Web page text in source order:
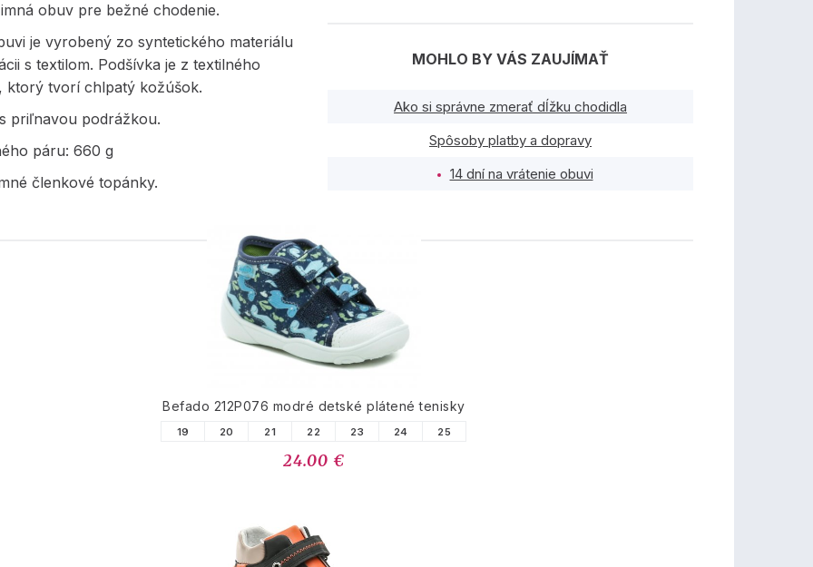
obuv pre bežné chodenie.
je vyrobený zo syntetického materiálu
s textilom. Podšívka je z textilného
ktorý tvorí chlpatý kožúšok.
priľnavou podrážkou.
páru: 660 g
členkové topánky.
MOHLO BY VÁS ZAUJÍMAŤ
Ako si správne zmerať dĺžku chodidla
Spôsoby platby a dopravy
14 dní na vrátenie obuvi
PODOBNÉ PRODUKTY
Befado 212P076 modré detské plátené tenisky
19 20 21 22 23 24 25
24.00 €